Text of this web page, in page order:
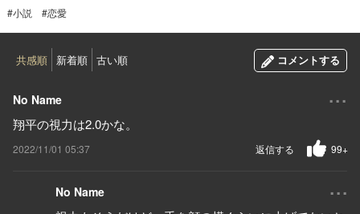
#小説 #恋愛
共感順 新着順 古い順 コメントする
No Name ...
翔平の視力は2.0かな。
2022/11/01 05:37 99+
返信する
No Name ...